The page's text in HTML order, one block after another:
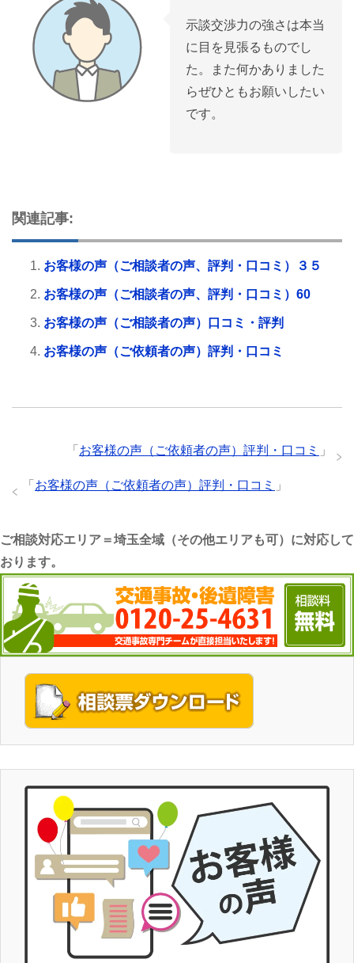
示談交渉力の強さは本当
に目を見張るものでし
た。また何かありました
らぜひともお願いしたい
です。
関連記事:
お客様の声（ご相談者の声、評判・口コミ）３５
お客様の声（ご相談者の声、評判・口コミ）60
お客様の声（ご相談者の声）口コミ・評判
お客様の声（ご依頼者の声）評判・口コミ
「 お客様の声（ご依頼者の声）評判・口コミ 」
「 お客様の声（ご依頼者の声）評判・口コミ 」
ご相談対応エリア＝埼玉全域（その他エリアも可）に対応して
おります。